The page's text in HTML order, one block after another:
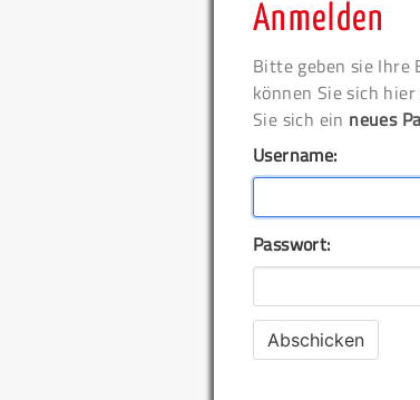
Anmelden
Bitte geben sie Ihre
können Sie sich hier
Sie sich ein neues
Username:
Passwort: